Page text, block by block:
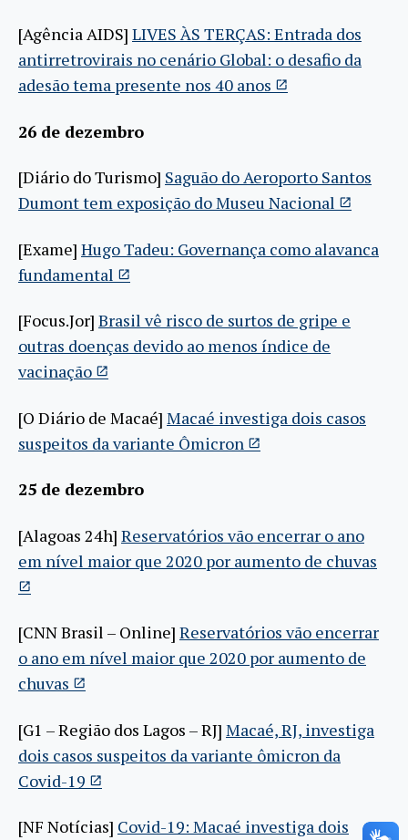
[Agência AIDS] LIVES ÀS TERÇAS: Entrada dos
antirretrovirais no cenário Global: o desafio da
adesão tema presente nos 40 anos
26 de dezembro
[Diário do Turismo] Saguão do Aeroporto Santos
Dumont tem exposição do Museu Nacional
[Exame] Hugo Tadeu: Governança como alavanca
fundamental
[Focus.Jor] Brasil vê risco de surtos de gripe e
outras doenças devido ao menos índice de
vacinação
[O Diário de Macaé] Macaé investiga dois casos
suspeitos da variante Ômicron
25 de dezembro
[Alagoas 24h] Reservatórios vão encerrar o ano
em nível maior que 2020 por aumento de chuvas
[CNN Brasil – Online] Reservatórios vão encerrar
o ano em nível maior que 2020 por aumento de
chuvas
[G1 – Região dos Lagos – RJ] Macaé, RJ, investiga
dois casos suspeitos da variante ômicron da
Covid-19
[NF Notícias] Covid-19: Macaé investiga dois